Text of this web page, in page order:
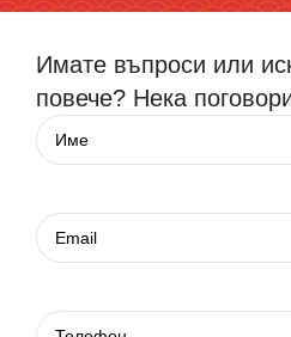
Имате въпроси или
повече? Нека